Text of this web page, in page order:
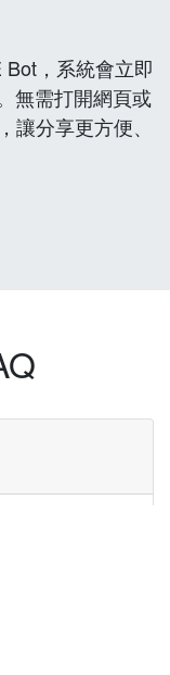
，系統會立即
無需打開網頁或
分享更方便、